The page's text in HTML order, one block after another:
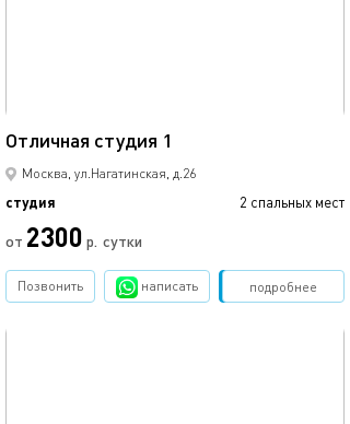
Отличная студия 1
Москва, ул.Нагатинская, д.26
студия 2 спальных мест
от 2300 р. сутки
подробнее
Позвонить написать Забронировать